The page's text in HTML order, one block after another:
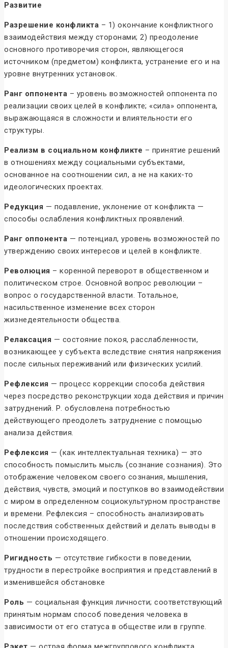
Развитие
Разрешение конфликта – 1) окончание конфликтного
взаимодействия между сторонами; 2) преодоление
основного противоречия сторон, являющегося
источником (предметом) конфликта, устранение его и на
уровне внутренних установок.
Ранг оппонента – уровень возможностей оппонента по
реализации своих целей в конфликте; «сила» оппонента,
выражающаяся в сложности и влиятельности его
структуры.
Реализм в социальном конфликте – принятие решений
в отношениях между социальными субъектами,
основанное на соотношении сил, а не на каких-то
идеологических проектах.
Редукция — подавление, уклонение от конфликта —
способы ослабления конфликтных проявлений.
Ранг оппонента — потенциал, уровень возможностей по
утверждению своих интересов и целей в конфликте.
Революция – коренной переворот в общественном и
политическом строе. Основной вопрос революции –
вопрос о государственной власти. Тотальное,
насильственное изменение всех сторон
жизнедеятельности общества.
Релаксация — состояние покоя, расслабленности,
возникающее у субъекта вследствие снятия напряжения
после сильных переживаний или физических усилий.
Рефлексия — процесс коррекции способа действия
через посредство реконструкции хода действия и причин
затруднений. Р. обусловлена потребностью
действующего преодолеть затруднение с помощью
анализа действия.
Рефлексия — (как интеллектуальная техника) — это
способность помыслить мысль (сознание сознания). Это
отображение человеком своего сознания, мышления,
действия, чувств, эмоций и поступков во взаимодействии
с миром в определенном социокультурном пространстве
и времени. Рефлексия – способность анализировать
последствия собственных действий и делать выводы в
отношении происходящего.
Ригидность — отсутствие гибкости в поведении,
трудности в перестройке восприятия и представлений в
изменившейся обстановке
Роль — социальная функция личности; соответствующий
принятым нормам способ поведения человека в
зависимости от его статуса в обществе или в группе.